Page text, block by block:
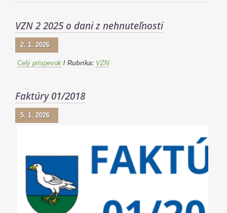
VZN 2 2025 o dani z nehnuteľnosti
2. 1. 2026
Celý príspevok / Rubrika: VZN
Faktúry 01/2018
5. 1. 2026